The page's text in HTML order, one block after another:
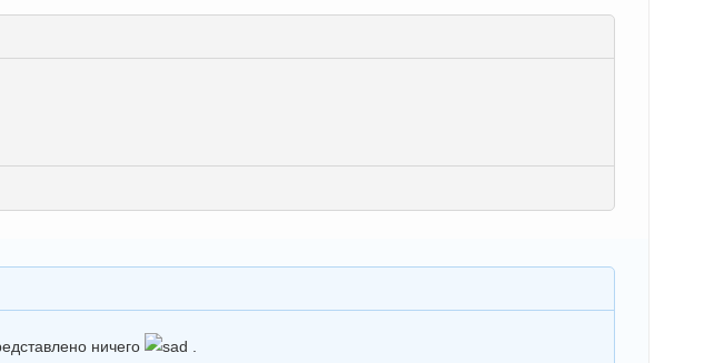
ничего